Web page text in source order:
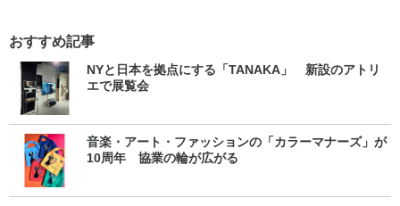
おすすめ記事
NYと日本を拠点にする「TANAKA」 新設のアトリ
エで展覧会
音楽・アート・ファッションの「カラーマナーズ」が
10周年 協業の輪が広がる